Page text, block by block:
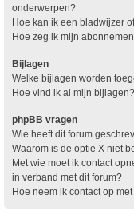
onderwerpen?
Hoe kan ik een bladwijzer
Hoe zeg ik mijn
Bijlagen
Welke bijlagen worden
Hoe vind ik al mijn bijlagen?
phpBB vragen
Wie heeft dit forum
Waarom is de optie X niet
Met wie moet ik contact
in verband met dit forum?
Hoe neem ik contact op